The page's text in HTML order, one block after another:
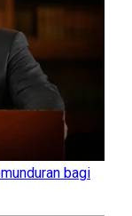
bagi